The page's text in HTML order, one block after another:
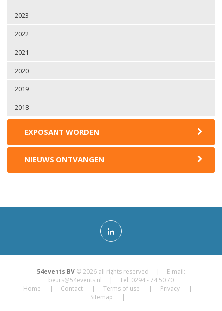
2023
2022
2021
2020
2019
2018
EXPOSANT WORDEN
NIEUWS ONTVANGEN
54events BV © 2026 all rights reserved | E-mail:
beurs@54events.nl | Tel: 0294 - 74 50 70
Home
Contact Terms of use
Privacy
Sitemap